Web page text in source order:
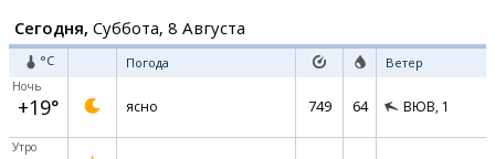
Сегодня, Суббота, 8 Августа
°C Погода Ветер
Ночь
+19° ясно 749 64 ВЮВ, 1
Утро